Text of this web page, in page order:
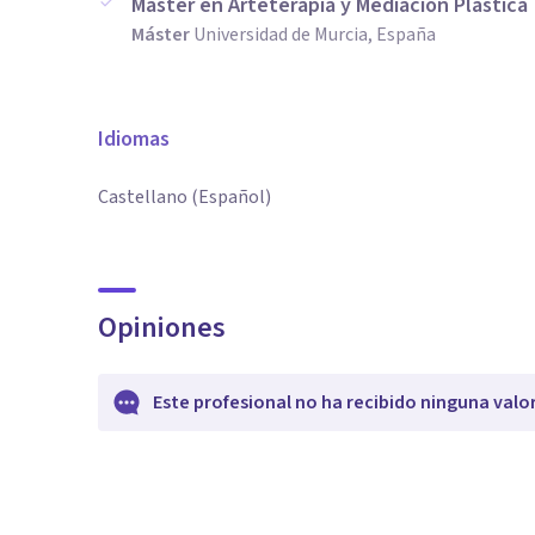
MásterUniversidad de Murcia, España
Idiomas
Castellano (Español)
Opiniones
Este profesional no ha recibido ninguna